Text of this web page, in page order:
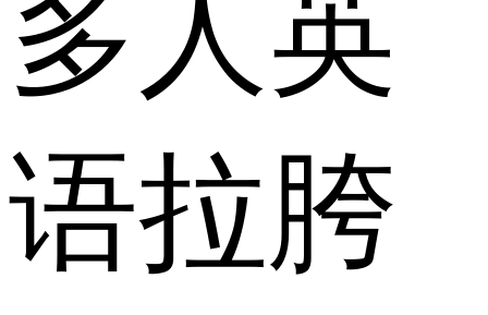
多人英
语拉胯